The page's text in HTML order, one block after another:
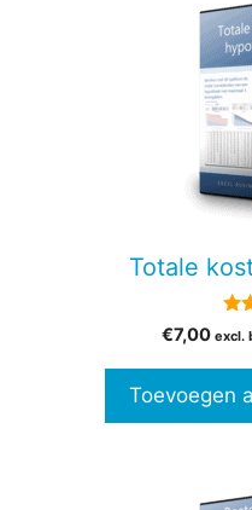
Totale
€7,00 excl.
Toevoegen